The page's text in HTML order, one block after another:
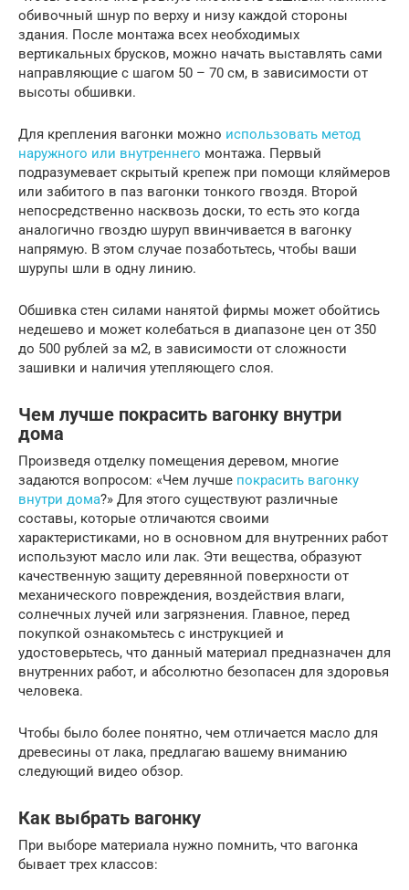
обивочный шнур по верху и низу каждой стороны
здания. После монтажа всех необходимых
вертикальных брусков, можно начать выставлять сами
направляющие с шагом 50 – 70 см, в зависимости от
высоты обшивки.
Для крепления вагонки можно использовать метод
наружного или внутреннего монтажа. Первый
подразумевает скрытый крепеж при помощи кляймеров
или забитого в паз вагонки тонкого гвоздя. Второй
непосредственно насквозь доски, то есть это когда
аналогично гвоздю шуруп ввинчивается в вагонку
напрямую. В этом случае позаботьтесь, чтобы ваши
шурупы шли в одну линию.
Обшивка стен силами нанятой фирмы может обойтись
недешево и может колебаться в диапазоне цен от 350
до 500 рублей за м2, в зависимости от сложности
зашивки и наличия утепляющего слоя.
Чем лучше покрасить вагонку внутри
дома
Произведя отделку помещения деревом, многие
задаются вопросом: «Чем лучше покрасить вагонку
внутри дома?» Для этого существуют различные
составы, которые отличаются своими
характеристиками, но в основном для внутренних работ
используют масло или лак. Эти вещества, образуют
качественную защиту деревянной поверхности от
механического повреждения, воздействия влаги,
солнечных лучей или загрязнения. Главное, перед
покупкой ознакомьтесь с инструкцией и
удостоверьтесь, что данный материал предназначен для
внутренних работ, и абсолютно безопасен для здоровья
человека.
Чтобы было более понятно, чем отличается масло для
древесины от лака, предлагаю вашему вниманию
следующий видео обзор.
Как выбрать вагонку
При выборе материала нужно помнить, что вагонка
бывает трех классов: